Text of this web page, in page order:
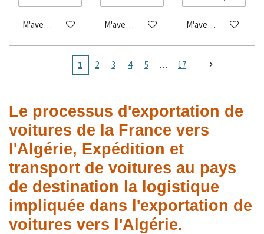
M'avertir si disponible M'avertir si disponible M'avertir si
1 2 3 4 5 17
Le processus d'exportation de
voitures de la France vers
l'Algérie, Expédition et
transport de voitures au pays
de destination la logistique
impliquée dans l'exportation de
voitures vers l'Algérie.